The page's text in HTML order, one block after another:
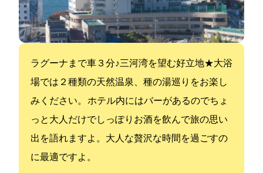
ラグーナまで車３分♪三河湾を望む好立地★大浴
場では２種類の天然温泉、7種の湯巡りをお楽し
みください。 ホテル内にはバーがあるのでちょ
っと大人だけでしっぽりお酒を飲んで旅の思い
出を語れますよ。大人な贅沢な時間を過ごすの
に最適ですよ。